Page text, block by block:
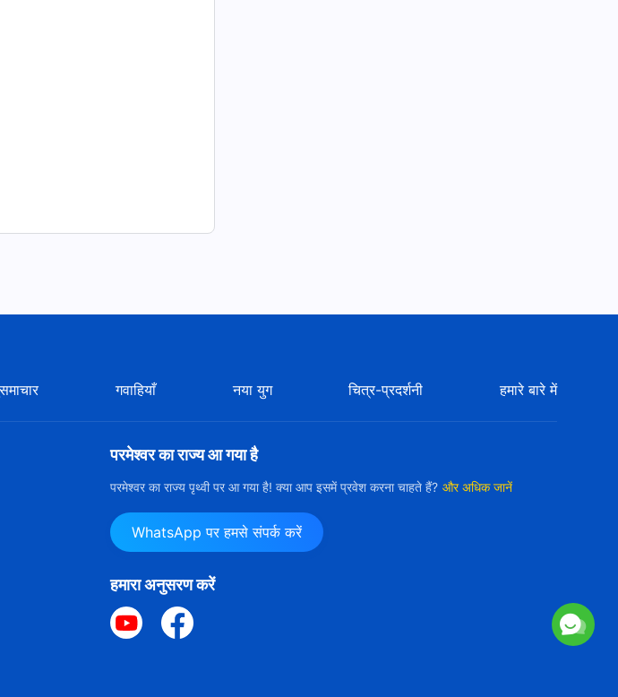
गवाहियाँ नया युग चित्र-प्रदर्शनी हमारे बारे में
परमेश्वर का राज्य आ गया है
परमेश्वर का राज्य पृथ्वी पर आ गया है! क्या आप इसमें प्रवेश करना चाहते हैं? और अधिक जानें
WhatsApp पर हमसे संपर्क करें
हमारा अनुसरण करें